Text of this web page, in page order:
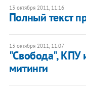
13 октября 2011, 11:16
Полный текст
13 октября 2011, 11:07
"Свобода", КПУ
митинги